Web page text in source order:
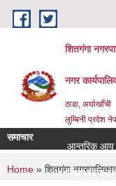
Skip to main content
शितगंगा
नगर
ठाडा, अर्घाखाँची
लुम्बिनी प्रदेश
समाचार
आन्तरिक आय
रिक्त पदमा
You are
Home » शितग‌ंगा